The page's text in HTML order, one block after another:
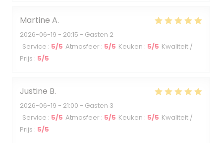
Martine A
2026-06-19 - 20:15 - Gasten 2
Service : 5/5 Atmosfeer : 5/5 Keuken : 5/5 Kwaliteit /
Prijs : 5/5
Justine B
2026-06-19 - 21:00 - Gasten 3
Service : 5/5 Atmosfeer : 5/5 Keuken : 5/5 Kwaliteit /
Prijs : 5/5